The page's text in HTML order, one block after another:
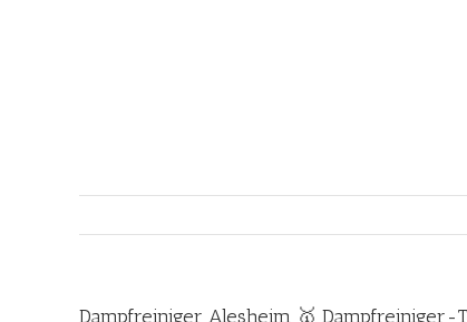
Dampfreiniger Alesheim 🥇 Dampfreiniger-